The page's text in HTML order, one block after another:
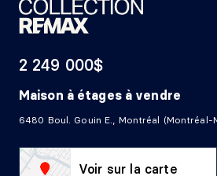
2 249 000$
Maison à étages à vendre
6480 Boul. Gouin E., Montréal (Montréal-
Voir sur la carte